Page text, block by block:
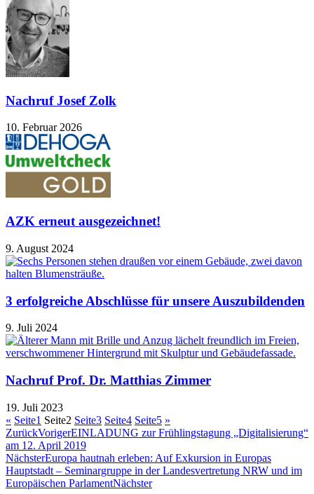
Nachruf Josef Zolk
10. Februar 2026
AZK erneut ausgezeichnet!
9. August 2024
3 erfolgreiche Abschlüsse für unsere Auszubildenden
9. Juli 2024
Nachruf Prof. Dr. Matthias Zimmer
19. Juli 2023
« Seite1 Seite2 Seite3 Seite4 Seite5 »
ZurückVorigerEINLADUNG zur Frühlingstagung „Digitalisierung“
am 12. April 2019
NächsterEuropa hautnah erleben: Auf Exkursion in Europas
Hauptstadt – Seminargruppe in der Landesvertretung NRW und im
Europäischen ParlamentNächster